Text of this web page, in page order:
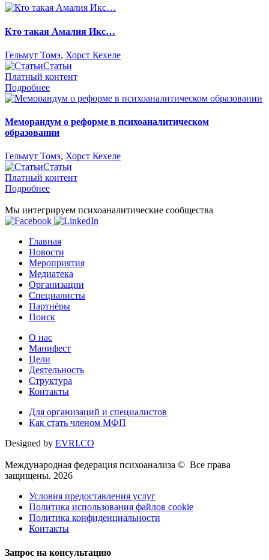
Кто такая Амалия Икс…
Гельмут Томэ, Хорст Кехеле
Статьи
Платный контент
Подробнее
Меморандум о реформе в психоаналитическом
образовании
Гельмут Томэ, Хорст Кехеле
Статьи
Платный контент
Подробнее
Мы интегрируем психоаналитические сообщества
Главная
Новости
Мероприятия
Медиатека
Организации
Специалисты
Партнёры
Поиск
О нас
Манифест
Цели
Деятельность
Структура
Контакты
Для организаций и специалистов
Как стать членом МФП
Designed by EVRI.CO
Международная федерация психоанализа © Все права
защищены. 2026
Условия предоставления услуг
Политика использования файлов cookie
Политика конфиденциальности
Контакты
Запрос на консультацию